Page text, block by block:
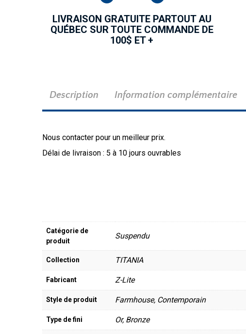
LIVRAISON GRATUITE PARTOUT AU
QUÉBEC SUR TOUTE COMMANDE DE
100$ ET +
Description Information complémentaire
Nous contacter pour un meilleur prix.
Délai de livraison : 5 à 10 jours ouvrables
Catégorie de
produit
Suspendu
Collection TITANIA
Fabricant Z-Lite
Style de produit Farmhouse, Contemporain
Type de fini Or, Bronze